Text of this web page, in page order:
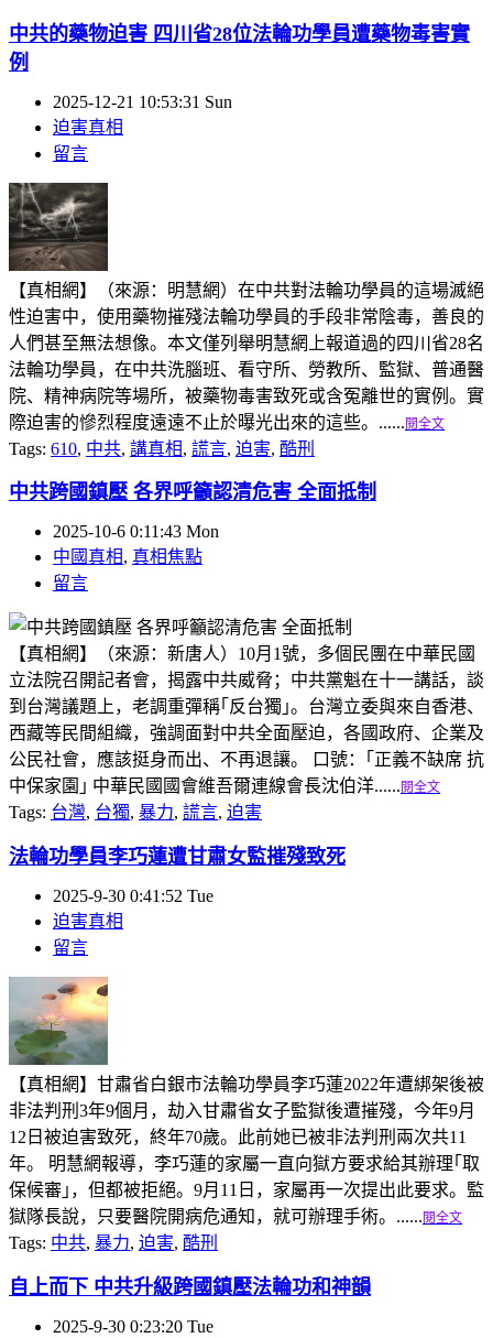
中共的藥物迫害 四川省28位法輪功學員遭藥物毒害實
例
2025-12-21 10:53:31 Sun
迫害真相
留言
【真相網】（來源：明慧網）在中共對法輪功學員的這場滅絕
性迫害中，使用藥物摧殘法輪功學員的手段非常陰毒，善良的
人們甚至無法想像。本文僅列舉明慧網上報道過的四川省28名
法輪功學員，在中共洗腦班、看守所、勞教所、監獄、普通醫
院、精神病院等場所，被藥物毒害致死或含冤離世的實例。實
際迫害的慘烈程度遠遠不止於曝光出來的這些。...... 閱全文
Tags: 610, 中共, 講真相, 謊言, 迫害, 酷刑
中共跨國鎮壓 各界呼籲認清危害 全面抵制
2025-10-6 0:11:43 Mon
中國真相, 真相焦點
留言
【真相網】（來源：新唐人）10月1號，多個民團在中華民國
立法院召開記者會，揭露中共威脅；中共黨魁在十一講話，談
到台灣議題上，老調重彈稱｢反台獨｣。台灣立委與來自香港、
西藏等民間組織，強調面對中共全面壓迫，各國政府、企業及
公民社會，應該挺身而出、不再退讓。 口號：｢正義不缺席 抗
中保家園｣ 中華民國國會維吾爾連線會長沈伯洋...... 閱全文
Tags: 台灣, 台獨, 暴力, 謊言, 迫害
法輪功學員李巧蓮遭甘肅女監摧殘致死
2025-9-30 0:41:52 Tue
迫害真相
留言
【真相網】甘肅省白銀市法輪功學員李巧蓮2022年遭綁架後被
非法判刑3年9個月，劫入甘肅省女子監獄後遭摧殘，今年9月
12日被迫害致死，終年70歲。此前她已被非法判刑兩次共11
年。 明慧網報導，李巧蓮的家屬一直向獄方要求給其辦理｢取
保候審｣，但都被拒絕。9月11日，家屬再一次提出此要求。監
獄隊長說，只要醫院開病危通知，就可辦理手術。...... 閱全文
Tags: 中共, 暴力, 迫害, 酷刑
自上而下 中共升級跨國鎮壓法輪功和神韻
2025-9-30 0:23:20 Tue